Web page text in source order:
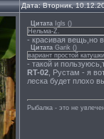
Дата: Вторник,
Цитата Igls ()
Нельма-Z.
- красивая вещь,но
Цитата Garik ()
вариант простой катушки
- такой и
RT-02 , Рустам - я
леска будет плохо
Рыбалка - это не